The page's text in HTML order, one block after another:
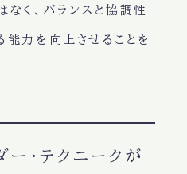
く、バランスと協調性
能力を向上させることを
・テクニークが